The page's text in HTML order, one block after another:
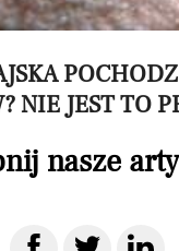
NIE JEST TO
nasze